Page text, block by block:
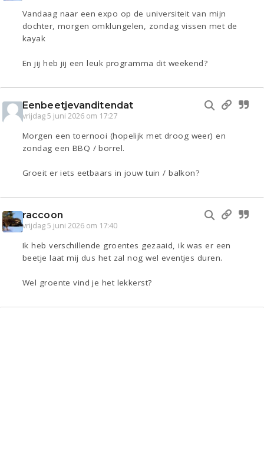
Vandaag naar een expo op de universiteit van mijn
dochter, morgen omklungelen, zondag vissen met de
kayak
En jij heb jij een leuk programma dit weekend?
Eenbeetjevanditendat
vrijdag 5 juni 2026 om 17:27
Morgen een toernooi (hopelijk met droog weer) en
zondag een BBQ / borrel.
Groeit er iets eetbaars in jouw tuin / balkon?
raccoon
vrijdag 5 juni 2026 om 17:40
Ik heb verschillende groentes gezaaid, ik was er een
beetje laat mij dus het zal nog wel eventjes duren.
Wel groente vind je het lekkerst?